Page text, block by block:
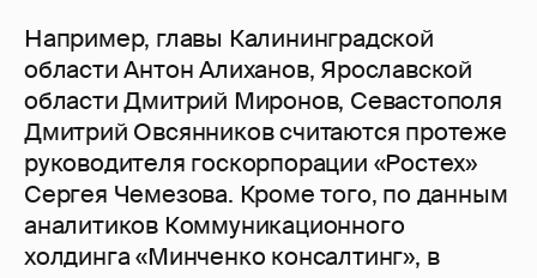
Например, главы Калининградской
области Антон Алиханов, Ярославской
области Дмитрий Миронов, Севастополя
Дмитрий Овсянников считаются протеже
руководителя госкорпорации «Ростех»
Сергея Чемезова. Кроме того, по данным
аналитиков Коммуникационного
холдинга «Минченко консалтинг», в